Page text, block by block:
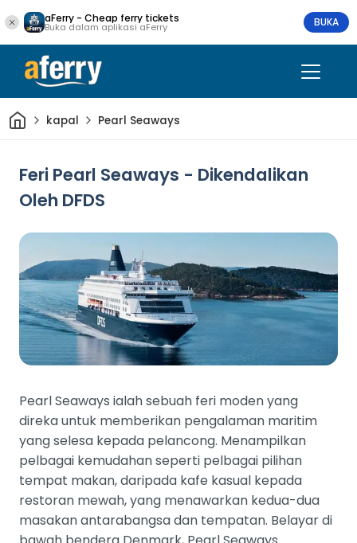
aFerry - Cheap ferry tickets
Buka dalam aplikasi aFerry BUKA
Rumah
kapal Pearl Seaways
Feri Pearl Seaways - Dikendalikan
Oleh DFDS
Pearl Seaways ialah sebuah feri moden yang
direka untuk memberikan pengalaman maritim
yang selesa kepada pelancong. Menampilkan
pelbagai kemudahan seperti pelbagai pilihan
tempat makan, daripada kafe kasual kepada
restoran mewah, yang menawarkan kedua-dua
masakan antarabangsa dan tempatan. Belayar di